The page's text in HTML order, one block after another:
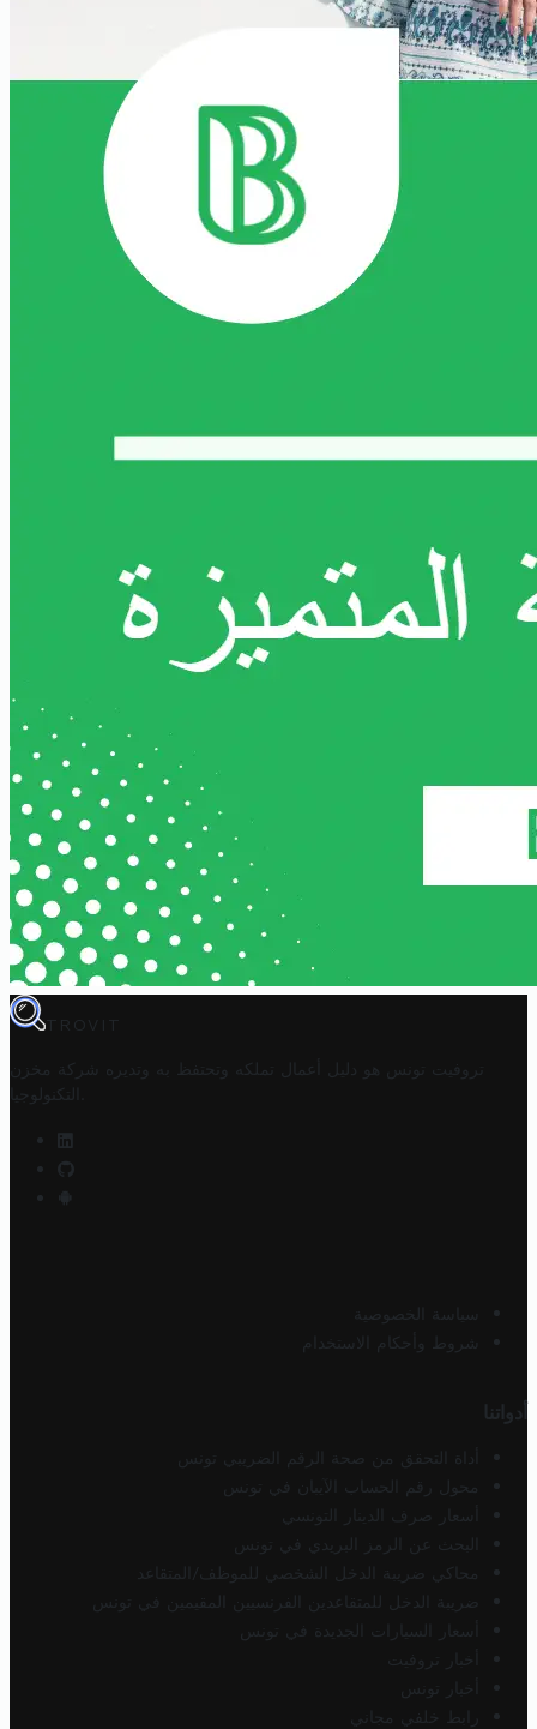
TROVIT
تروفيت تونس هو دليل أعمال تملكه وتحتفظ به وتديره
شركة مخزن
التكنولوجيا
سياسة الخصوصية
شروط وأحكام الاستخدام
أدواتنا
أداة التحقق من صحة الرقم الضريبي تونس
محول رقم الحساب الآيبان في تونس
أسعار صرف الدينار التونسي
البحث عن الرمز البريدي في تونس
محاكي ضريبة الدخل الشخصي للموظف/المتقاعد
ضريبة الدخل للمتقاعدين الفرنسيين المقيمين في تونس
أسعار السيارات الجديدة في تونس
أخبار تروفيت
أخبار تونس
رابط خلفي مجاني